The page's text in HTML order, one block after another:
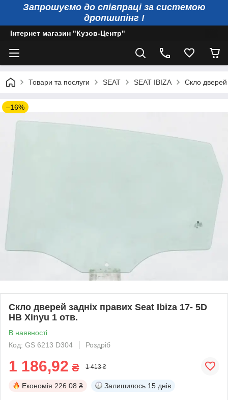
Запрошуємо до співпраці за системою
дропшипінг !
Інтернет магазин "Кузов-Центр"
Товари та послуги SEAT SEAT IBIZA Скло дверей
–16%
Скло дверей задніх правих Seat Ibiza 17- 5D
HB Xinyu 1 отв.
В наявності
Код: GS 6213 D304
Роздріб
1 186,92 ₴ 1 413 ₴
Економія 226.08 ₴ Залишилось 15 днів